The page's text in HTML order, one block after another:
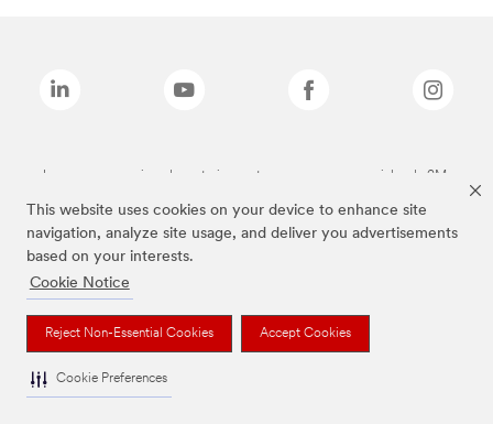
This website uses cookies on your device to enhance site
navigation, analyze site usage, and deliver you advertisements
based on your interests.
Cookie Notice
Reject Non-Essential Cookies Accept Cookies
Cookie Preferences
Las marcas mencionadas anteriormente son marcas comerciales de 3M.